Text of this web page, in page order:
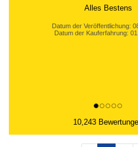
Super Abwicklung und toller
Datum der Veröffentlichung:
Datum der Kauferfahrung:
10,243